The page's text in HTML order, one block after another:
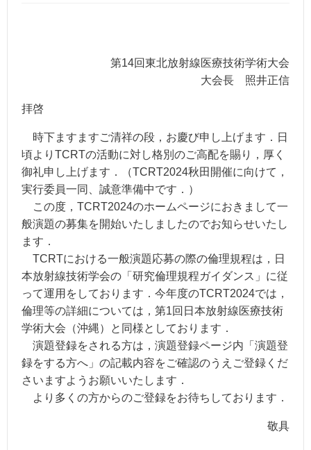
第14回東北放射線医療技術学術大会
大会長 照井正信
拝啓
時下ますますご清祥の段，お慶び申し上げます．日
頃よりTCRTの活動に対し格別のご高配を賜り，厚く
御礼申し上げます．（TCRT2024秋田開催に向けて，
実行委員一同、誠意準備中です．）
この度，TCRT2024のホームページにおきまして一
般演題の募集を開始いたしましたのでお知らせいたし
ます．
TCRTにおける一般演題応募の際の倫理規程は，日
本放射線技術学会の「研究倫理規程ガイダンス」に従
って運用をしております．今年度のTCRT2024では，
倫理等の詳細については，第1回日本放射線医療技術
学術大会（沖縄）と同様としております．
演題登録をされる方は，演題登録ページ内「演題登
録をする方へ」の記載内容をご確認のうえご登録くだ
さいますようお願いいたします．
より多くの方からのご登録をお待ちしております．
敬具